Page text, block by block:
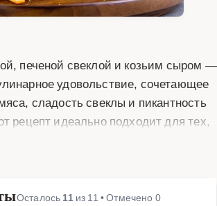
печеной свеклой и козьим сыром —
удовольствие, сочетающее
сладость свеклы и пикантность
рецепт идеально подходит для тех,
необычным блюдом. Говядина
фарш из мяса средней
Осталось 11из 11 • Отмечено 0